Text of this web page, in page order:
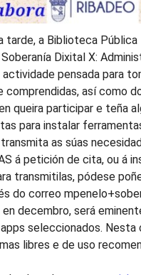
tarde, a Biblioteca
Dixital X:
pensada para
así como
queira participar e teña
para instalar
as súas
á petición de cita, ou á
transmitilas, pódese
do correo
decembro, será
seleccionados. Nesta
libres e de uso